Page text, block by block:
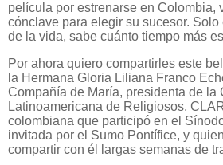
película por estrenarse en Colombia,
cónclave para elegir su sucesor.
de la vida, sabe cuánto tiempo más
Por ahora quiero compartirles este
la Hermana Gloria Liliana Franco
Compañía de María, presidenta de la
Latinoamericana de Religiosos,
colombiana que participó en el
invitada por el Sumo Pontífice, y
compartir con él largas semanas de